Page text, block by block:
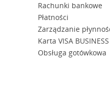
Rachunki bankowe
Płatności
Zarządzanie
Karta VISA BUSINESS
Obsługa gotówkowa